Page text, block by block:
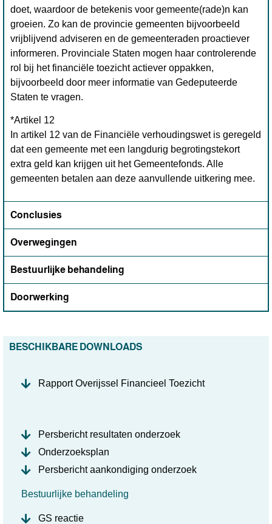
doet, waardoor de betekenis voor gemeente(rade)n kan
groeien. Zo kan de provincie gemeenten bijvoorbeeld
vrijblijvend adviseren en de gemeenteraden proactiever
informeren. Provinciale Staten mogen haar controlerende
rol bij het financiële toezicht actiever oppakken,
bijvoorbeeld door meer informatie van Gedeputeerde
Staten te vragen.
*Artikel 12
In artikel 12 van de Financiële verhoudingswet is geregeld
dat een gemeente met een langdurig begrotingstekort
extra geld kan krijgen uit het Gemeentefonds. Alle
gemeenten betalen aan deze aanvullende uitkering mee.
Conclusies
Overwegingen
Bestuurlijke behandeling
Doorwerking
BESCHIKBARE DOWNLOADS
Rapport Overijssel Financieel Toezicht
Persbericht resultaten onderzoek
Onderzoeksplan
Persbericht aankondiging onderzoek
Bestuurlijke behandeling
GS reactie